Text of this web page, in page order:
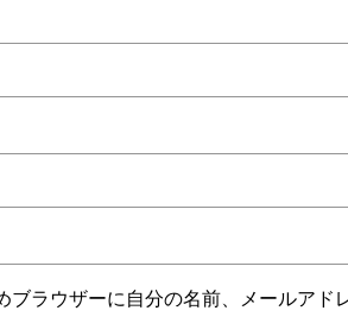
ラウザーに自分の名前、メールアド